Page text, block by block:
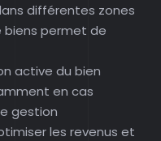
différentes zones
biens permet de
active du bien
en cas
gestion
les revenus et